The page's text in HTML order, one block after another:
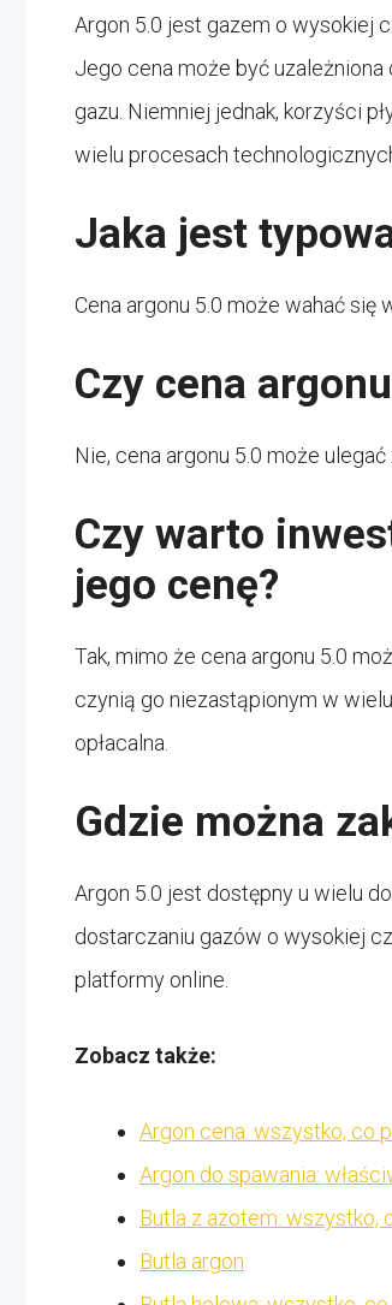
Argon 5.0 jest gazem o wysokiej
Jego cena może być
gazu. Niemniej jednak, korzyści
wielu procesach
Jaka jest
Cena argonu 5.0 może wahać się
Czy cena
Nie, cena argonu 5.0 może
Czy warto
jego cenę?
Tak, mimo że cena argonu 5.0
czynią go niezastąpionym w
opłacalna.
Gdzie można
Argon 5.0 jest dostępny u wielu
dostarczaniu gazów o wysokiej
platformy online.
Zobacz także:
Argon cena: wszystko, co
Argon do spawania:
Butla z azotem:
Butla argon